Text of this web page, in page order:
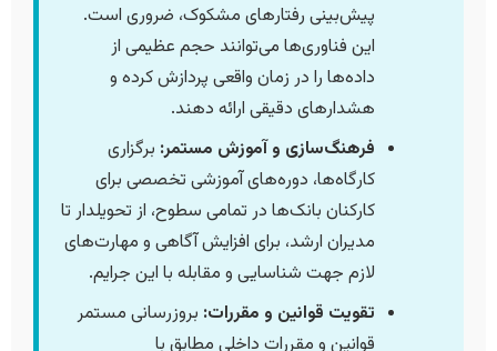
پیش‌بینی رفتارهای مشکوک، ضروری است.
این فناوری‌ها می‌توانند حجم عظیمی از
داده‌ها را در زمان واقعی پردازش کرده و
هشدارهای دقیقی ارائه دهند.
فرهنگ‌سازی و آموزش مستمر: برگزاری
کارگاه‌ها، دوره‌های آموزشی تخصصی برای
کارکنان بانک‌ها در تمامی سطوح، از تحویلدار تا
مدیران ارشد، برای افزایش آگاهی و مهارت‌های
لازم جهت شناسایی و مقابله با این جرایم.
تقویت قوانین و مقررات: بروزرسانی مستمر
قوانین و مقررات داخلی مطابق با